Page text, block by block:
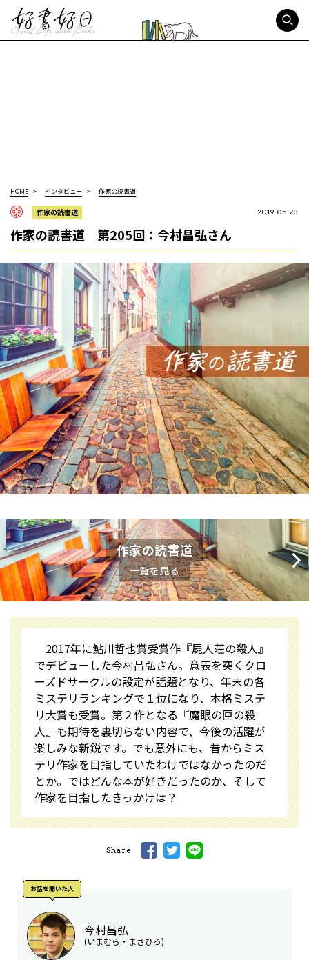
HOME インタビュー 作家の読書道
作家の読書道 2019.05.23
作家の読書道 第205回：今村昌弘さん
作家の読書道
一覧を見る
2017年に鮎川哲也賞受賞作『屍人荘の殺人』
でデビューした今村昌弘さん。意表を突くクロ
ーズドサークルの設定が話題となり、年末の各
ミステリランキングで１位になり、本格ミステ
リ大賞も受賞。第２作となる『魔眼の匣の殺
人』も期待を裏切らない内容で、今後の活躍が
楽しみな新鋭です。でも意外にも、昔からミス
テリ作家を目指していたわけではなかったのだ
とか。ではどんな本が好きだったのか、そして
作家を目指したきっかけは？
Share
お話を聞いた⼈
今村昌弘
(いまむら・まさひろ)